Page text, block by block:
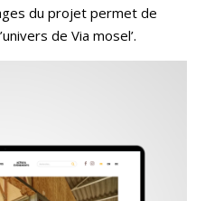
du projet permet de
de Via mosel’.